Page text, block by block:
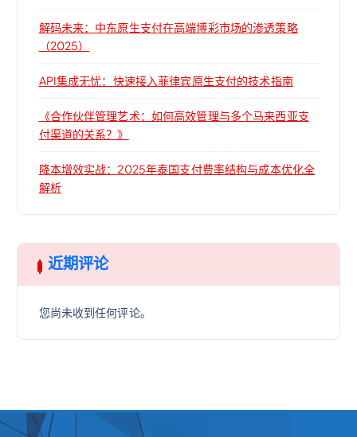
解码未来：中东原生支付在高端博彩市场的渗透策略
（2025）
API集成无忧：快速接入菲律宾原生支付的技术指南
《合作伙伴管理艺术：如何高效管理与多个马来西亚支
付渠道的关系？》
降本增效实战：2025年泰国支付费率结构与成本优化全
解析
近期评论
您尚未收到任何评论。